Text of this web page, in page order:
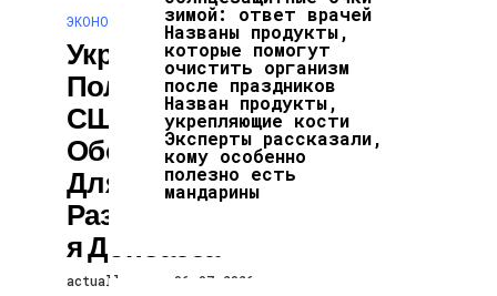
ЭКОНОМИКА И ПОЛИТИКА
Украина
Получила От
США
Оборудование
Для
Разминировани
Я Донбасса
actuallynews 06.07.2026
зимой: ответ врачей
Названы продукты,
которые помогут
очистить организм
после праздников
Назван продукты,
укрепляющие кости
Эксперты рассказали,
кому особенно
полезно есть
мандарины